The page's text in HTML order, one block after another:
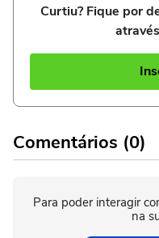
Curtiu? Fique por
Comentários (0)
Para poder interagir
na